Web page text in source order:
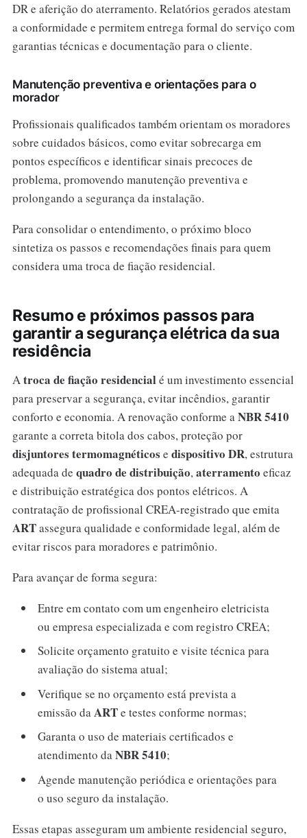
DR e aferição do aterramento. Relatórios gerados atestam
a conformidade e permitem entrega formal do serviço com
garantias técnicas e documentação para o cliente.
Manutenção preventiva e orientações para o
morador
Profissionais qualificados também orientam os moradores
sobre cuidados básicos, como evitar sobrecarga em
pontos específicos e identificar sinais precoces de
problema, promovendo manutenção preventiva e
prolongando a segurança da instalação.
Para consolidar o entendimento, o próximo bloco
sintetiza os passos e recomendações finais para quem
considera uma troca de fiação residencial.
Resumo e próximos passos para
garantir a segurança elétrica da sua
residência
Atroca de fiação residencialé um investimento essencial
para preservar a segurança, evitar incêndios, garantir
conforto e economia. A renovação conforme aNBR 5410
garante a correta bitola dos cabos, proteção por
disjuntores termomagnéticos e dispositivo DR, estrutura
adequada de quadro de distribuição,aterramento eficaz
e distribuição estratégica dos pontos elétricos. A
contratação de profissional CREA-registrado que emita
ARTassegura qualidade e conformidade legal, além de
evitar riscos para moradores e patrimônio.
Para avançar de forma segura:
Entre em contato com um engenheiro eletricista
ou empresa especializada e com registro CREA;
Solicite orçamento gratuito e visite técnica para
avaliação do sistema atual;
Verifique se no orçamento está prevista a
emissão daARTe testes conforme normas;
Garanta o uso de materiais certificados e
atendimento daNBR 5410;
Agende manutenção periódica e orientações para
o uso seguro da instalação.
Essas etapas asseguram um ambiente residencial seguro,